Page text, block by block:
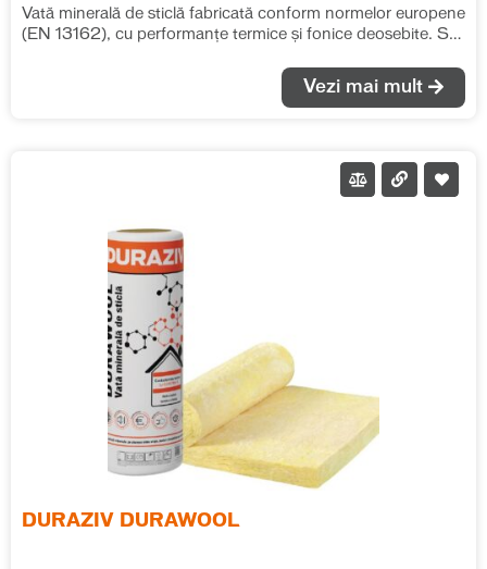
Vată minerală de sticlă fabricată conform normelor europene
(EN 13162), cu performanțe termice și fonice deosebite. Se
de aplicații, fără ca saltelele de vată să fie supuse unor
solicitări mecanice suplimentare. Rola de vată minerală de
încăperii), având rol de barieră de vapori. Recomandăm
realizarea unei etanșeități continue a foliei de aluminiu, prin
lipirea straturilor adiacente cu o bandă adezivă. λ = 0.040
Vezi mai mult
DURAZIV DURAWOOL